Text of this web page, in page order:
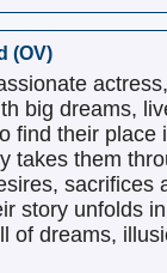
(OV)
big dreams,
find their place
takes them
sacrifices
story unfolds
of dreams,